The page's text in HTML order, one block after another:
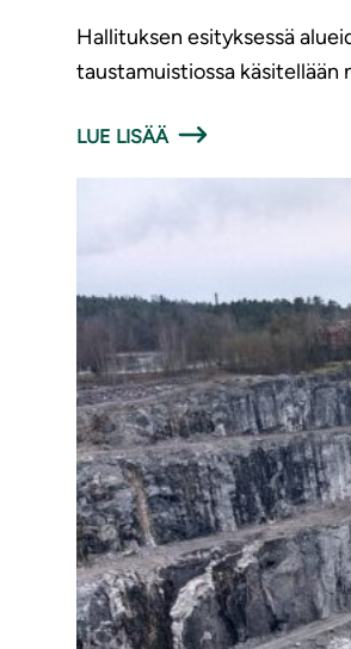
Hallituksen esityksessä
taustamuistiossa käsitellään
LUE LISÄÄ